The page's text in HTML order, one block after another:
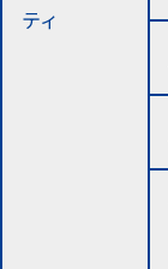
ティ